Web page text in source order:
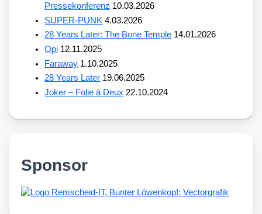
Pressekonferenz 10.03.2026
SUPER-PUNK 4.03.2026
28 Years Later: The Bone Temple 14.01.2026
Opi 12.11.2025
Faraway 1.10.2025
28 Years Later 19.06.2025
Joker – Folie à Deux 22.10.2024
Sponsor